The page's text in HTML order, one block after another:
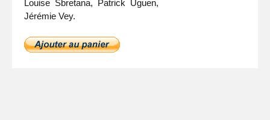
Louise Sbretana, Patrick Uguen,
Jérémie Vey.